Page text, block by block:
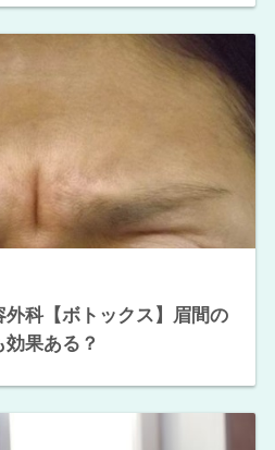
外科【ボトックス】眉間の
果ある？